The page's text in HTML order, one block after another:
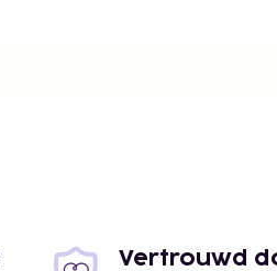
Vertrouwd